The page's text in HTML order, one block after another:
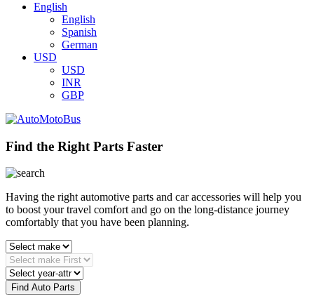
English
English
Spanish
German
USD
USD
INR
GBP
Find the Right Parts Faster
Having the right automotive parts and car accessories will help you
to boost your travel comfort and go on the long-distance journey
comfortably that you have been planning.
Find Auto Parts